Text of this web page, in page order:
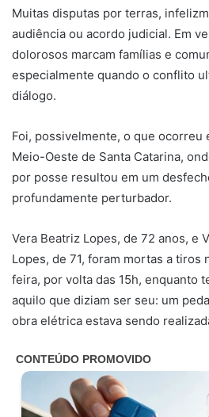
Muitas disputas por terras,
audiência ou acordo judicial. Em
dolorosos marcam famílias e
especialmente quando o conflito
diálogo.
Foi, possivelmente, o que ocorreu
Meio-Oeste de Santa Catarina,
por posse resultou em um
profundamente perturbador.
Vera Beatriz Lopes, de 72 anos, e
Lopes, de 71, foram mortas a tiros
feira, por volta das 15h, enquanto
aquilo que diziam ser seu: um
obra elétrica estava sendo